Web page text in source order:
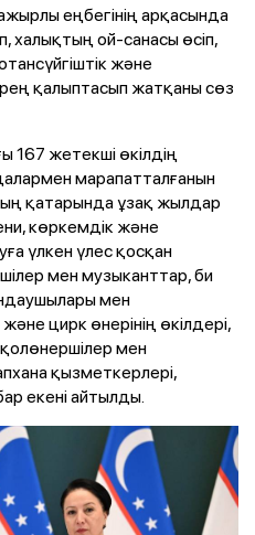
еңбегінің арқасында
халықтың ой-санасы өсіп,
және
қалыптасып жатқаны сөз
167 жетекші өкілдің
марапатталғанын
қатарында ұзақ жылдар
көркемдік және
үлкен үлес қосқан
мен музыканттар, би
мен
цирк өнерінің өкілдері,
мен
қызметкерлері,
екені айтылды.